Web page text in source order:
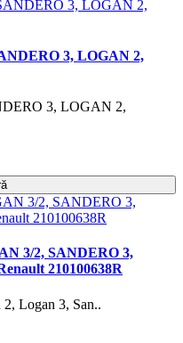
3, LOGAN 2,
3, LOGAN 2,
3/2, SANDERO 3,
210100638R
Logan 3, San..